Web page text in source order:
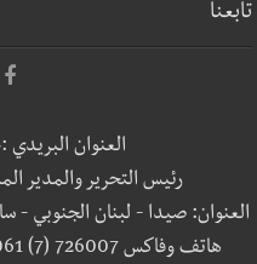
تابعنا
العنوان
رئيس التحرير والمدير
العنوان: صيدا - لبنان الجنوبي -
هاتف وفاكس 726007 (7) 00961 - خليوي 226013 (3) 00961